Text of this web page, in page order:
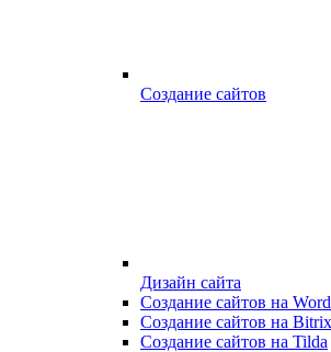
Создание сайтов
Дизайн сайта
Создание сайтов на
Создание сайтов на Bitrix
Создание сайтов на Tilda